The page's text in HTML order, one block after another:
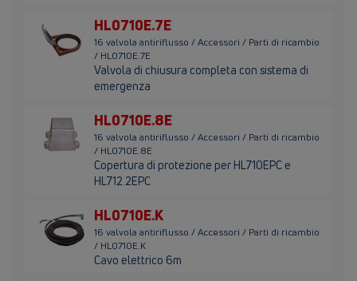
HL0710E.7E
16 valvola antiriflusso / Accessori / Parti di ricambio
/ HL0710E.7E
Valvola di chiusura completa con sistema di
emergenza
HL0710E.8E
16 valvola antiriflusso / Accessori / Parti di ricambio
/ HL0710E.8E
Copertura di protezione per HL710EPC e
HL712.2EPC
HL0710E.K
16 valvola antiriflusso / Accessori / Parti di ricambio
/ HL0710E.K
Cavo elettrico 6m